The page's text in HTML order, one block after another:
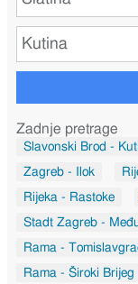
Zadnje pretrage
Slavonski Brod -
Zagreb - Ilok
Rijeka - Rastoke
Stadt Zagreb -
Rama -
Rama - Široki Brijeg